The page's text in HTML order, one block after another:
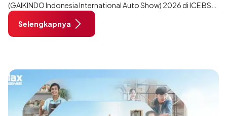
(GAIKINDO Indonesia International Auto Show) 2026 di ICE BSD
City, Tangerang. Terdapat 2 unit Rocky Hybrid yang
dimodifikasi untuk menghadirkan sarana inspirasi bagi
pengunjung mendukung gaya hidup yang aktif.
Selengkapnya